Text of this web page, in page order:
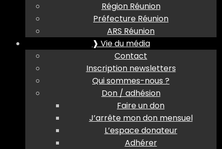
Région Réunion
Préfecture Réunion
ARS Réunion
❱ Vie du média
Contact
Inscription newsletters
Qui sommes-nous ?
Don / adhésion
Faire un don
J’arrête mon don mensuel
L’espace donateur
Adhérer